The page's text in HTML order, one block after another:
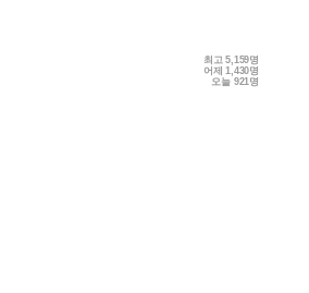
최고5,159명
어제1,430명
오늘 921명